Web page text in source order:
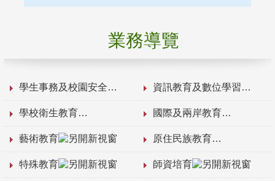
業務導覽
學生事務及校園安全 資訊教育及數位學習
學校衛生教育 國際及兩岸教育
藝術教育 原住民族教育
特殊教育 師資培育